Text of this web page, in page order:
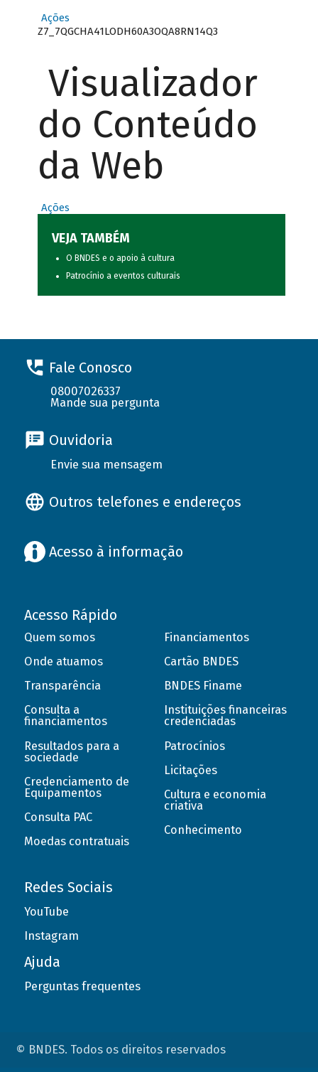
Ações
Z7_7QGCHA41LODH60A3OQA8RN14Q3
Visualizador
do Conteúdo
da Web
Ações
VEJA TAMBÉM
O BNDES e o apoio à cultura
Patrocínio a eventos culturais
Fale Conosco
08007026337
Mande sua pergunta
Ouvidoria
Envie sua mensagem
Outros telefones e endereços
Acesso à informação
Acesso Rápido
Quem somos
Onde atuamos
Transparência
Consulta a
financiamentos
Resultados para a
sociedade
Credenciamento de
Equipamentos
Consulta PAC
Moedas contratuais
Financiamentos
Cartão BNDES
BNDES Finame
Instituições financeiras
credenciadas
Patrocínios
Licitações
Cultura e economia
criativa
Conhecimento
Redes Sociais
YouTube
Instagram
Ajuda
Perguntas frequentes
© BNDES. Todos os direitos reservados